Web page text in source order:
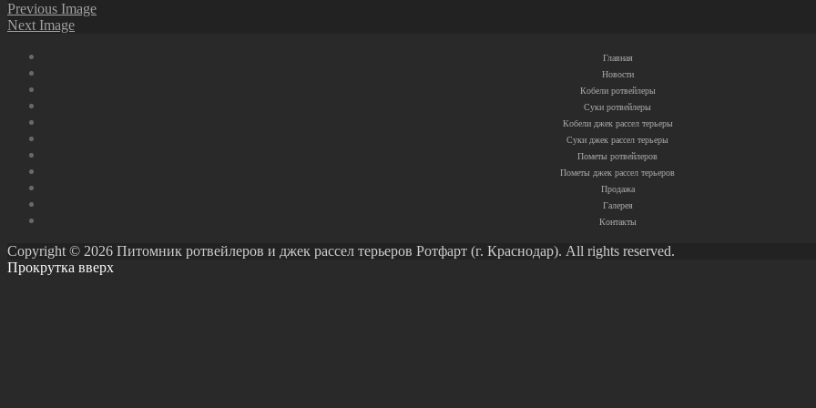
Previous Image
Next Image
Главная
Новости
Кобели ротвейлеры
Суки ротвейлеры
Кобели джек рассел терьеры
Суки джек рассел терьеры
Пометы ротвейлеров
Пометы джек рассел терьеров
Продажа
Галерея
Контакты
Copyright © 2026 Питомник ротвейлеров и джек рассел терьеров Ротфарт (г. Краснодар). All rights reserved.
Прокрутка вверх